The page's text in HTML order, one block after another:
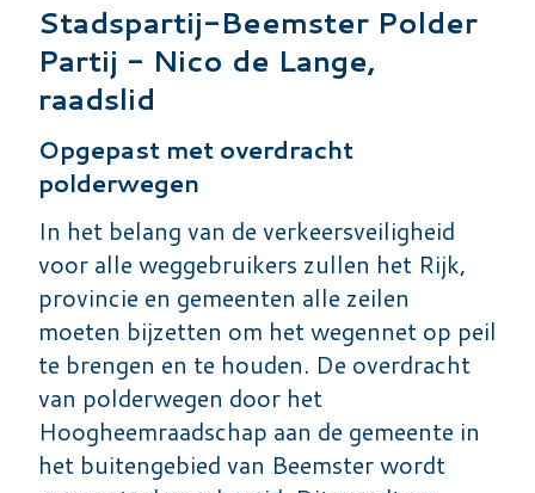
Stadspartij-Beemster Polder
Partij - Nico de Lange,
raadslid
Opgepast met overdracht
polderwegen
In het belang van de verkeersveiligheid
voor alle weggebruikers zullen het Rijk,
provincie en gemeenten alle zeilen
moeten bijzetten om het wegennet op peil
te brengen en te houden. De overdracht
van polderwegen door het
Hoogheemraadschap aan de gemeente in
het buitengebied van Beemster wordt